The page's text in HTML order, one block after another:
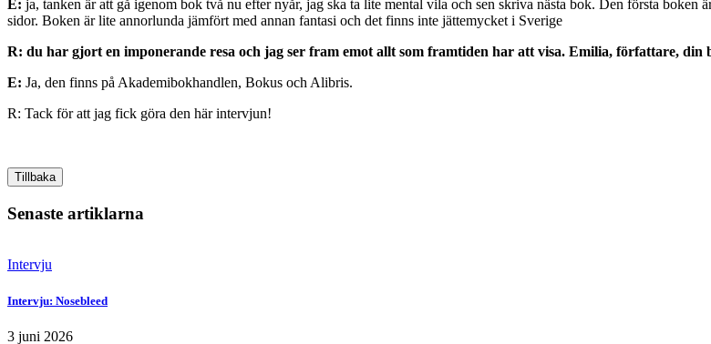
E: ja, tanken är att gå igenom bok två nu efter nyår, jag ska ta lite mental vila och sen skriva nästa bok. Den första
sidor. Boken är lite annorlunda jämfört med annan fantasi och det finns inte jättemycket i Sverige
R: du har gjort en imponerande resa och jag ser fram emot allt som framtiden har att visa. Emilia, författare,
E: Ja, den finns på Akademibokhandlen, Bokus och Alibris.
R: Tack för att jag fick göra den här intervjun!
Tillbaka
Senaste artiklarna
Intervju
Intervju: Nosebleed
3 juni 2026